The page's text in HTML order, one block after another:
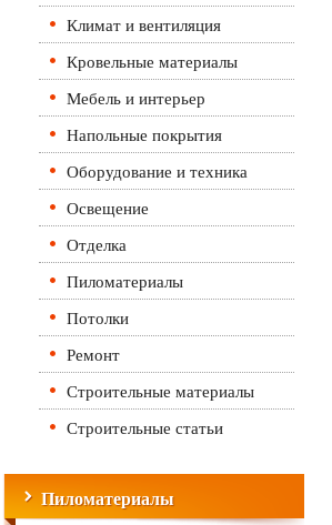
Климат и вентиляция
Кровельные материалы
Мебель и интерьер
Напольные покрытия
Оборудование и техника
Освещение
Отделка
Пиломатериалы
Потолки
Ремонт
Строительные материалы
Строительные статьи
Пиломатериалы